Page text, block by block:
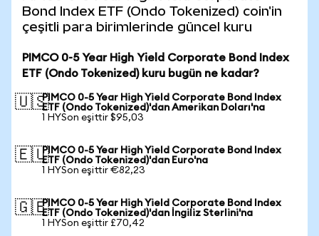
Bond Index ETF (Ondo Tokenized) coin'in
çeşitli para birimlerinde güncel kuru
PIMCO 0-5 Year High Yield Corporate Bond Index
ETF (Ondo Tokenized) kuru bugün ne kadar?
🇺🇸PIMCO 0-5 Year High Yield Corporate Bond Index
ETF (Ondo Tokenized)'dan Amerikan Doları'na
1 HYSon eşittir $95,03
🇪🇺PIMCO 0-5 Year High Yield Corporate Bond Index
ETF (Ondo Tokenized)'dan Euro'na
1 HYSon eşittir €82,23
🇬🇧PIMCO 0-5 Year High Yield Corporate Bond Index
ETF (Ondo Tokenized)'dan İngiliz Sterlini'na
1 HYSon eşittir £70,42